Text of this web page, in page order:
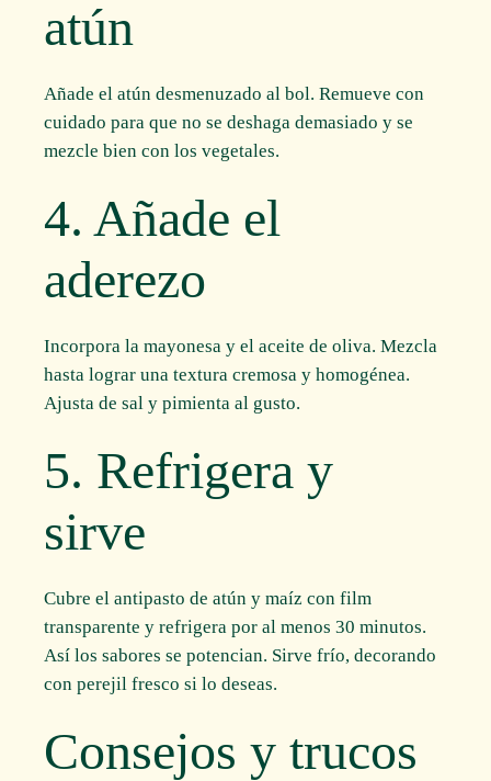
atún
Añade el atún desmenuzado al bol. Remueve con
cuidado para que no se deshaga demasiado y se
mezcle bien con los vegetales.
4. Añade el
aderezo
Incorpora la mayonesa y el aceite de oliva. Mezcla
hasta lograr una textura cremosa y homogénea.
Ajusta de sal y pimienta al gusto.
5. Refrigera y
sirve
Cubre el antipasto de atún y maíz con film
transparente y refrigera por al menos 30 minutos.
Así los sabores se potencian. Sirve frío, decorando
con perejil fresco si lo deseas.
Consejos y trucos